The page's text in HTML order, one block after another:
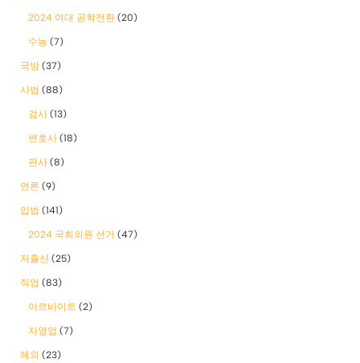
2024 여대 공학전환 (20)
수능 (7)
국방 (37)
사법 (88)
검사 (13)
변호사 (18)
판사 (8)
언론 (9)
입법 (141)
2024 국회의원 선거 (47)
저출산 (25)
직업 (83)
아르바이트 (2)
자영업 (7)
해외 (23)